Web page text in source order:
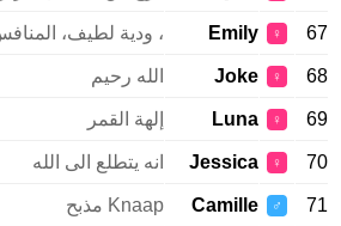
67
♀
Emily ، ودية لطيف،
68
♀
Joke الله رحيم
69
♀
Luna إلهة القمر
70
♀
Jessica انه يتطلع الى الله
71
♂
Camille Knaap مذبح